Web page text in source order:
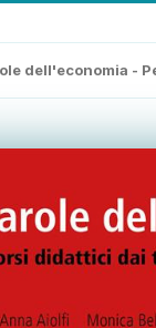
dell'economia -